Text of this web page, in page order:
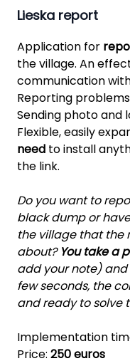
Lieska report
Application for
the village. An
communication
Reporting
Sending photo and
Flexible, easily
need to install
the link.
Do you want to
black dump or
the village that the
about? You take a
add your note) and
few seconds, the
and ready to solve
Implementation
Price: 250 euros